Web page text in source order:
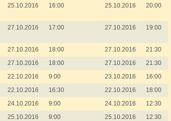
25.10.2016 16:00 25.10.2016 20:00
27.10.2016 17:00 27.10.2016 19:00
27.10.2016 18:00 27.10.2016
21:30
27.10.2016 18:00 27.10.2016
21:30
22.10.2016 9:00 23.10.2016
16:00
22.10.2016 16:30 22.10.2016
18:00
24.10.2016 9:00 24.10.2016
12:30
25.10.2016 9:00 25.10.2016
12:30